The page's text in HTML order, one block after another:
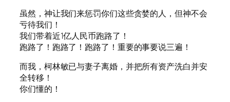
虽然，神让我们来惩罚你们这些贪婪的人，但神不会
亏待我们！
我们带着近1亿人民币跑路了！
跑路了！跑路了！跑路了！重要的事要说三遍！
而我，柯林敏已与妻子离婚，并把所有资产洗白并安
全转移！
你们懂的！